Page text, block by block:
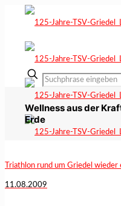
Wellness aus der
Erde
Triathlon rund um Griedel
11.08.2009